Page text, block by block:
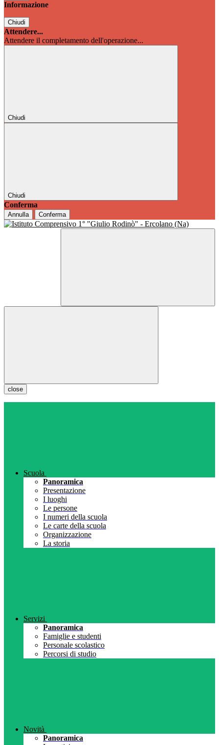
Informazione
Chiudi
Attendere...
Attendere il completamento dell'operazione...
Chiudi
Chiudi
Conferma
Annulla Conferma
close
Scuola
Panoramica
Presentazione
I luoghi
Le persone
I numeri della scuola
Le carte della scuola
Organizzazione
La storia
Servizi
Panoramica
Famiglie e studenti
Personale scolastico
Percorsi di studio
Novità
Panoramica